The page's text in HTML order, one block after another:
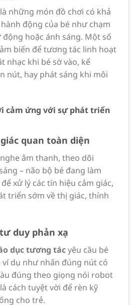
là những món đồ chơi có khả
động của bé như chạm
động hoặc ánh sáng. Một số
biến để tương tác linh hoạt
nhạc khi bé sờ vào, kể
nút, hay phát sáng khi môi
cảm ứng với sự phát triển
quan toàn diện
âm thanh, theo dõi
– não bộ bé đang làm
xử lý các tín hiệu cảm giác,
triển sớm về thị giác, thính
duy phản xạ
dục tương tácyêu cầu bé
dụ như nhấn đúng nút có
đúng theo giọng nói robot
cách tuyệt vời để rèn kỹ
cho trẻ.